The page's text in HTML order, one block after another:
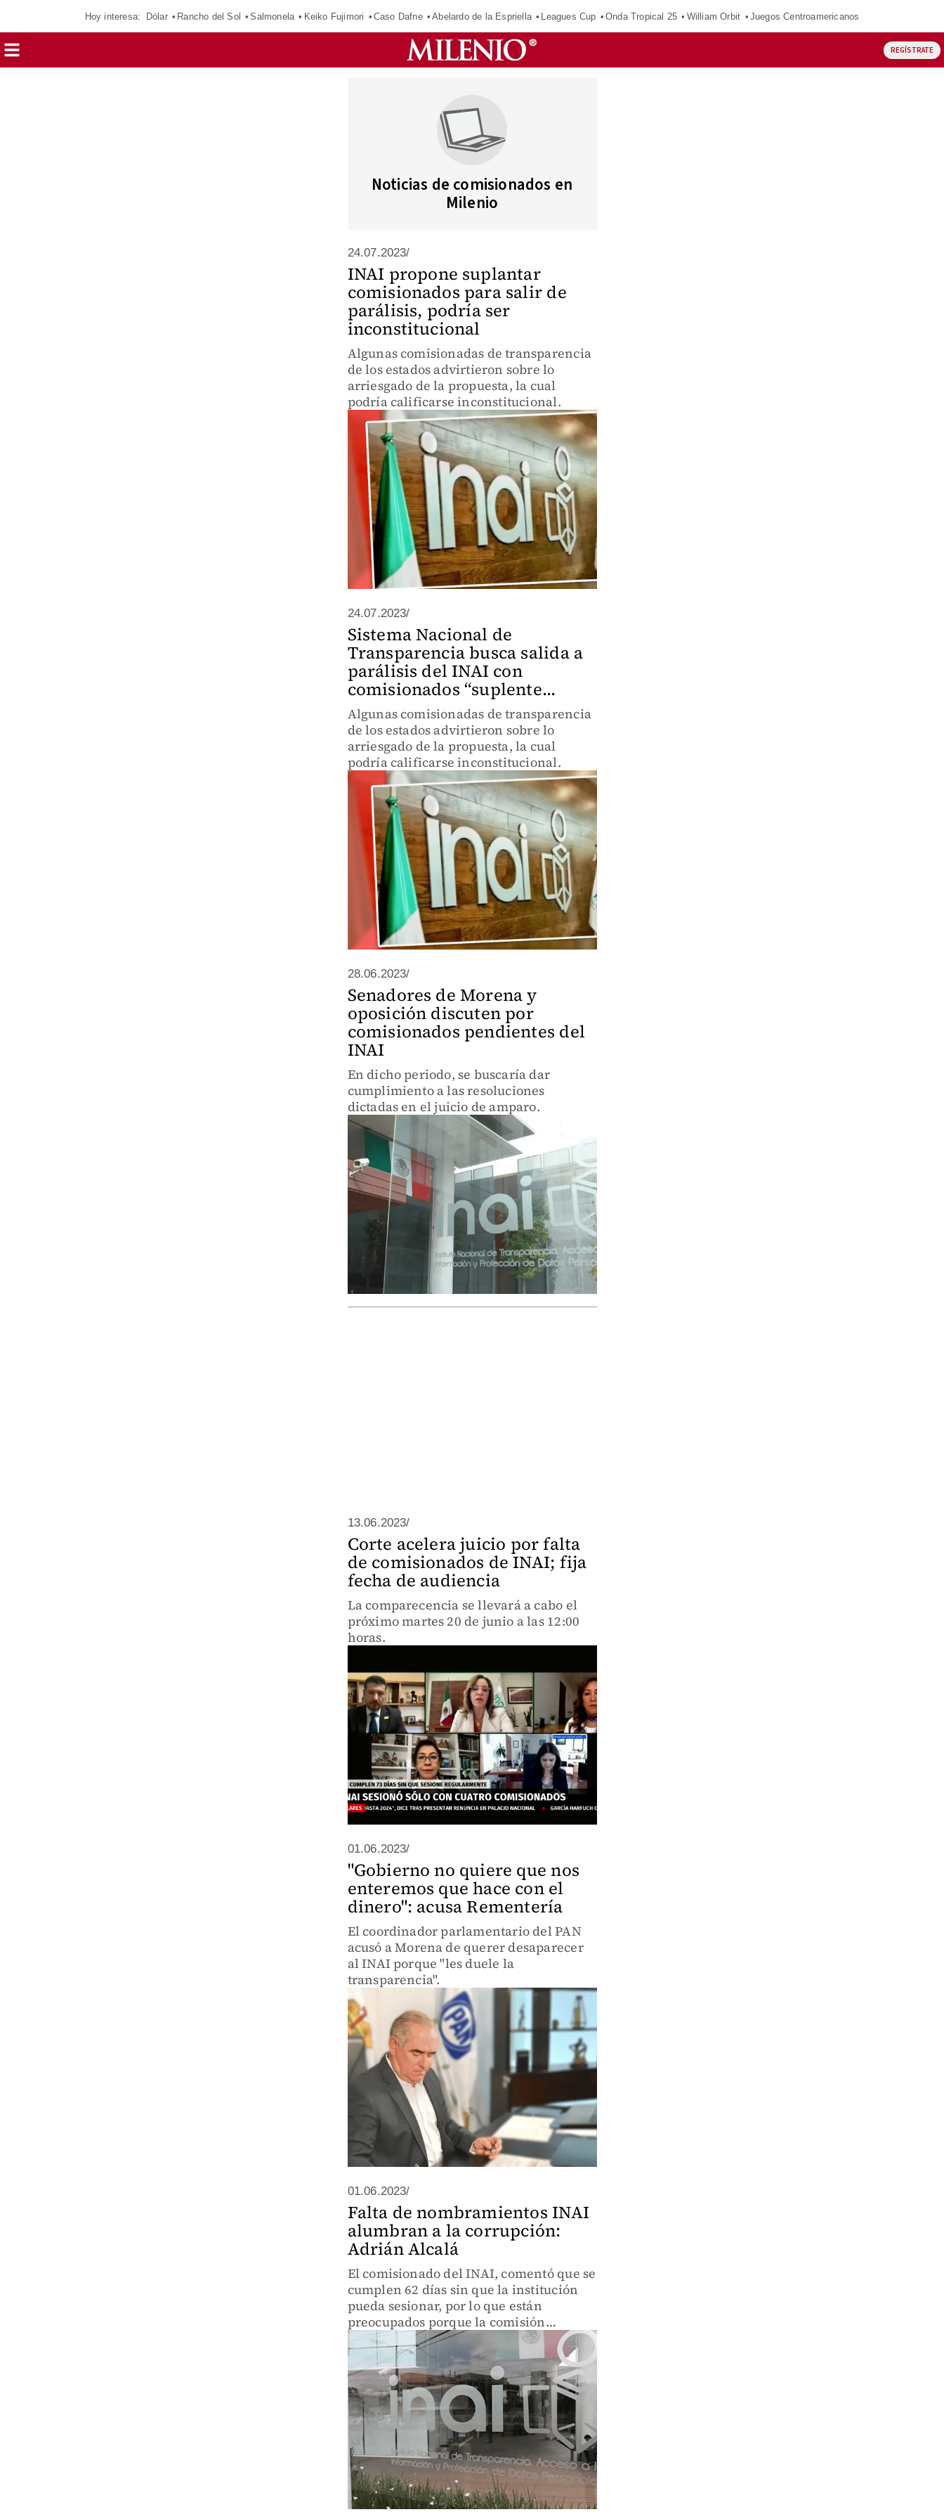
Hoy interesa: Dólar Rancho del Sol Salmonela Keiko Fujimori Caso Dafne Abelardo de la Espriella Leagues Cup Onda Tropical 25 William Orbit Juegos Centroamericanos
REGÍSTRATE
Noticias de comisionados en
Milenio
24.07.2023/
INAI propone suplantar
comisionados para salir de
parálisis, podría ser
inconstitucional
Algunas comisionadas de transparencia
de los estados advirtieron sobre lo
arriesgado de la propuesta, la cual
podría calificarse inconstitucional.
24.07.2023/
Sistema Nacional de
Transparencia busca salida a
parálisis del INAI con
comisionados “suplente...
Algunas comisionadas de transparencia
de los estados advirtieron sobre lo
arriesgado de la propuesta, la cual
podría calificarse inconstitucional.
28.06.2023/
Senadores de Morena y
oposición discuten por
comisionados pendientes del
INAI
En dicho periodo, se buscaría dar
cumplimiento a las resoluciones
dictadas en el juicio de amparo.
13.06.2023/
Corte acelera juicio por falta
de comisionados de INAI; fija
fecha de audiencia
La comparecencia se llevará a cabo el
próximo martes 20 de junio a las 12:00
horas.
01.06.2023/
"Gobierno no quiere que nos
enteremos que hace con el
dinero": acusa Rementería
El coordinador parlamentario del PAN
acusó a Morena de querer desaparecer
al INAI porque "les duele la
transparencia".
01.06.2023/
Falta de nombramientos INAI
alumbran a la corrupción:
Adrián Alcalá
El comisionado del INAI, comentó que se
cumplen 62 días sin que la institución
pueda sesionar, por lo que están
preocupados porque la comisión
permanente no viera urgente las
designaciones.